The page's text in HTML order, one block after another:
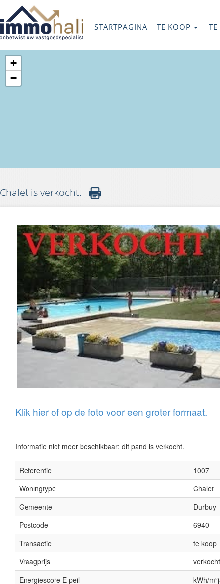
STARTPAGINA TE KOOP
+
−
Chalet is verkocht.
Klik hier of op de foto voor een groter formaat.
Informatie niet meer beschikbaar: dit pand is verkocht.
Referentie
1007
Woningtype
Chalet
Gemeente
Durbuy
Postcode
6940
Transactie
te koop
Vraagprijs
verkocht
Energiescore E peil
kWh/